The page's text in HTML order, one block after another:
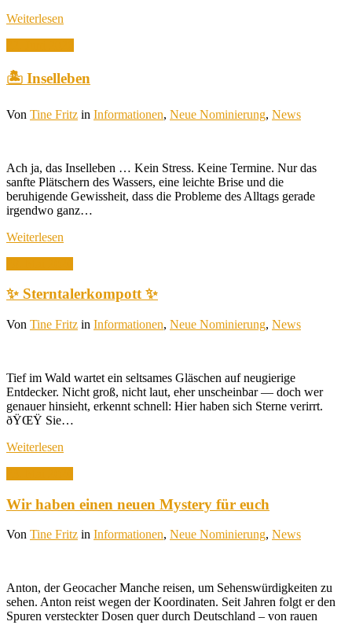
Weiterlesen
🏝️ Inselleben
Von Tine Fritz in Informationen, Neue Nominierung, News
Ach ja, das Inselleben … Kein Stress. Keine Termine. Nur das
sanfte Plätschern des Wassers, eine leichte Brise und die
beruhigende Gewissheit, dass die Probleme des Alltags gerade
irgendwo ganz…
Weiterlesen
✨ Sterntalerkompott ✨
Von Tine Fritz in Informationen, Neue Nominierung, News
Tief im Wald wartet ein seltsames Gläschen auf neugierige
Entdecker. Nicht groß, nicht laut, eher unscheinbar — doch wer
genauer hinsieht, erkennt schnell: Hier haben sich Sterne verirrt.
ðŸŒŸ Sie…
Weiterlesen
Wir haben einen neuen Mystery für euch
Von Tine Fritz in Informationen, Neue Nominierung, News
Anton, der Geocacher Manche reisen, um Sehenswürdigkeiten zu
sehen. Anton reist wegen der Koordinaten. Seit Jahren folgt er den
Spuren versteckter Dosen quer durch Deutschland – von rauen